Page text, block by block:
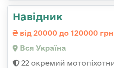
Навідник
від 20000 до 120000 грн
Вся Україна
22 окремий